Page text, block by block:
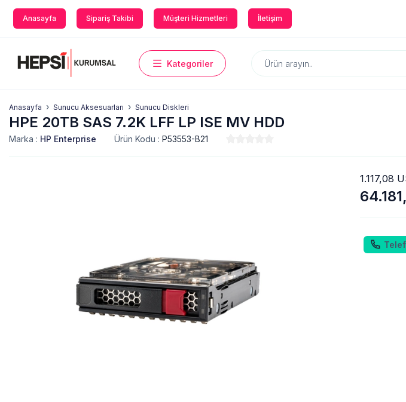
Anasayfa Sipariş Takibi Müşteri Hizmetleri İletişim
Kategoriler
Anasayfa Sunucu Aksesuarları Sunucu Diskleri
HPE 20TB SAS 7.2K LFF LP ISE MV HDD
Marka : HP Enterprise Ürün Kodu : P53553-B21
1.117,08